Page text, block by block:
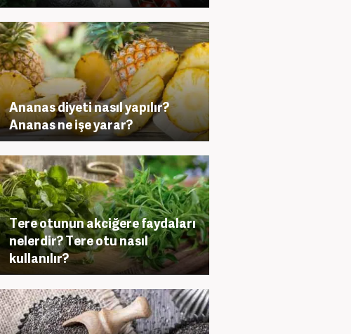
Ananas diyeti nasıl yapılır?
Ananas ne işe yarar?
Tere otunun akciğere faydaları
nelerdir? Tere otu nasıl
kullanılır?